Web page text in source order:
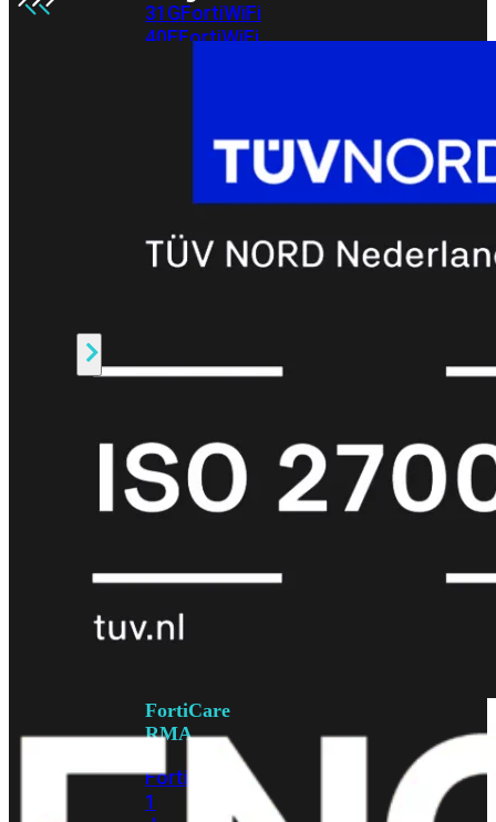
31GFortiWiFi
40FFortiWiFi
FortiWiFi
FortiWiFi
80FFortiWiFi
81F
bekijken
FortiCare
Support
EssentialsFortiCare
Elite
Upgrades
FortiCare
RMA
FortiCare
1